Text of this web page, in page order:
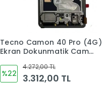
Tecno Camon 40 Pro (5G)
Ekran Dokunmatik Cam
%22
4.272,00 TL
3.312,00 TL